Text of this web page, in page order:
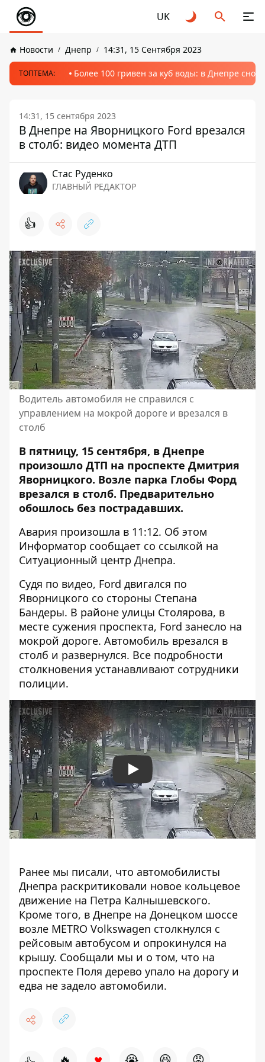
UK
Новости Днепр 14:31, 15 Сентября 2023
ТОПТЕМА: Более 100 гривен за куб воды: в Днепре
14:31, 15 сентября 2023
В Днепре на Яворницкого Ford врезался
в столб: видео момента ДТП
Стаc Руденко
ГЛАВНЫЙ РЕДАКТОР
👍
Водитель автомобиля не справился с
управлением на мокрой дороге и врезался в
столб
В пятницу, 15 сентября, в Днепре
произошло ДТП на проспекте Дмитрия
Яворницкого. Возле парка Глобы Форд
врезался в столб. Предварительно
обошлось без пострадавших.
Авария произошла в 11:12. Об этом
Информатор сообщает со ссылкой на
Ситуационный центр Днепра.
Судя по видео, Ford двигался по
Яворницкого со стороны Степана
Бандеры. В районе улицы Столярова, в
месте сужения проспекта, Ford занесло на
мокрой дороге. Автомобиль врезался в
столб и развернулся. Все подробности
столкновения устанавливают сотрудники
полиции.
Play
Ранее мы писали, что автомобилисты
Днепра раскритиковали новое кольцевое
движение на Петра Калнышевского.
Кроме того, в Днепре на Донецком шоссе
возле METRO Volkswagen столкнулся с
рейсовым автобусом и опрокинулся на
крышу. Сообщали мы и о том, что на
проспекте Поля дерево упало на дорогу и
едва не задело автомобили.